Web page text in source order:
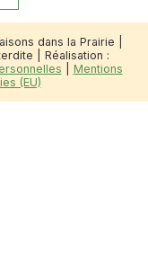
dans la Prairie |
| Réalisation :
Mentions
(EU)